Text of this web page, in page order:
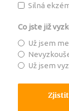
Silná
Co jste již
Už jsem
Už jsem